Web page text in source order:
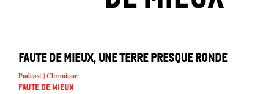
Faute de mieux, une Terre presque ronde
Podcast | Chronique
Faute de mieux